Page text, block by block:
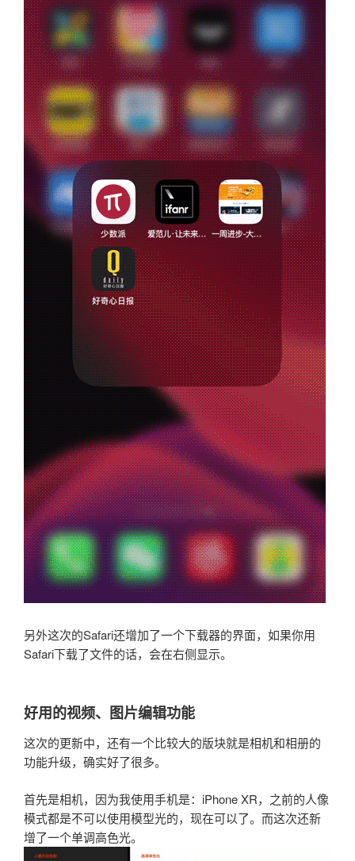
另外这次的Safari还增加了一个下载器的界面，如果你用
Safari下载了文件的话，会在右侧显示。
好用的视频、图片编辑功能
这次的更新中，还有一个比较大的版块就是相机和相册的
功能升级，确实好了很多。
首先是相机，因为我使用手机是：iPhone XR，之前的人像
模式都是不可以使用模型光的，现在可以了。而这次还新
增了一个单调高色光。